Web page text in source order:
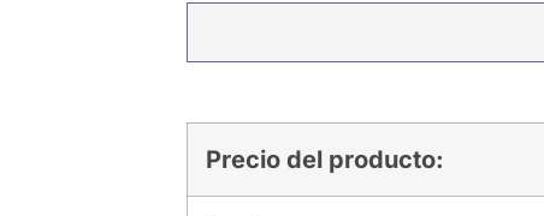
Precio del producto: